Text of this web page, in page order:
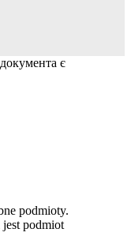
є
podmioty.
podmiot